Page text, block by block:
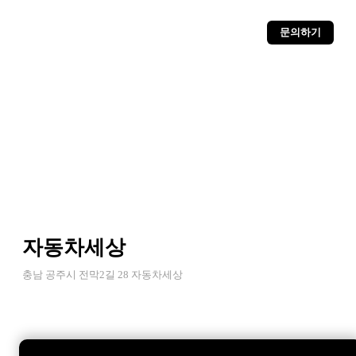
문의하기
자동차세상
충남 공주시 전막2길 28 자동차세상